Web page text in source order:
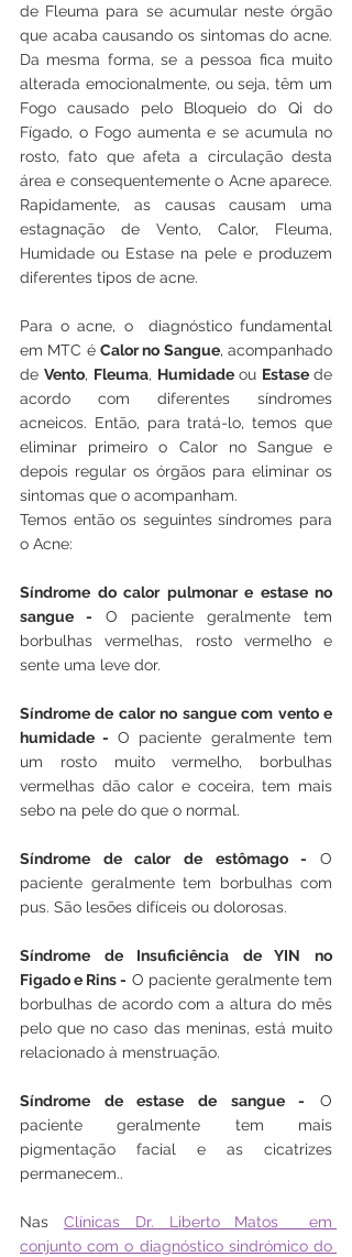
de Fleuma para se acumular neste órgão
que acaba causando os sintomas do acne.
Da mesma forma, se a pessoa fica muito
alterada emocionalmente, ou seja, têm um
Fogo causado pelo Bloqueio do Qi do
Fígado, o Fogo aumenta e se acumula no
rosto, fato que afeta a circulação desta
área e consequentemente o Acne aparece.
Rapidamente, as causas causam uma
estagnação de Vento, Calor, Fleuma,
Humidade ou Estase na pele e produzem
diferentes tipos de acne.
Para o acne, o  diagnóstico fundamental
em MTC é Calor no Sangue, acompanhado
de Vento, Fleuma, Humidade ou Estase de
acordo com diferentes síndromes
acneicos. Então, para tratá-lo, temos que
eliminar primeiro o Calor no Sangue e
depois regular os órgãos para eliminar os
sintomas que o acompanham.
Temos então os seguintes síndromes para
o Acne:
Síndrome do calor pulmonar e estase no
sangue - O paciente geralmente tem
borbulhas vermelhas, rosto vermelho e
sente uma leve dor.
Síndrome de calor no sangue com vento e
humidade - O paciente geralmente tem
um rosto muito vermelho, borbulhas
vermelhas dão calor e coceira, tem mais
sebo na pele do que o normal.
Síndrome de calor de estômago - O
paciente geralmente tem borbulhas com
pus. São lesões difíceis ou dolorosas.
Síndrome de Insuficiência de YIN no
Figado e Rins - O paciente geralmente tem
borbulhas de acordo com a altura do mês
pelo que no caso das meninas, está muito
relacionado à menstruação.
Síndrome de estase de sangue - O
paciente geralmente tem mais
pigmentação facial e as cicatrizes
permanecem..
Nas Clínicas Dr. Liberto Matos
  em
conjunto com o diagnóstico sindrómico do